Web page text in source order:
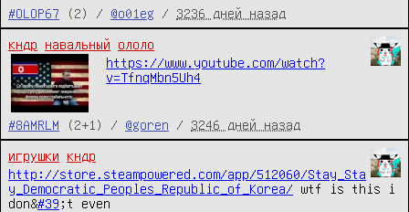
#OLOP67
(2) / @o01eg / 3236 дней назад
кндр навальный
ололо
https://www.youtube.com/watch?
v=TfnqMbn5Uh4
#8AMRLM (2+1) / @goren / 3246 дней назад
игрушки
кндр
http://store.steampowered.com/app/512060/Stay_Sta
y_Democratic_Peoples_Republic_of_Korea/ wtf is this i
don&#39 ;t even